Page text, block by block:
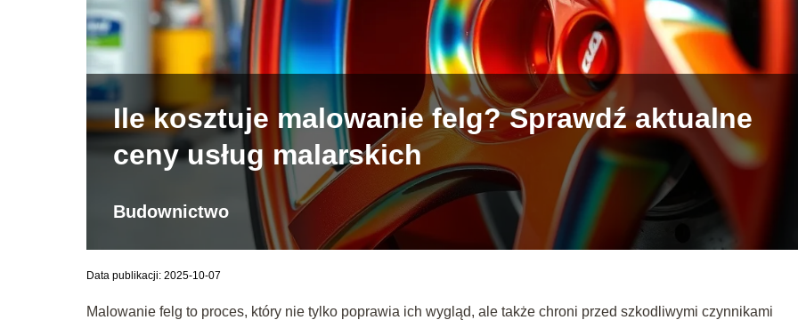
Ile kosztuje malowanie felg? Sprawdź aktualne
ceny usług malarskich
Budownictwo
Data publikacji: 2025-10-07
Malowanie felg to proces, który nie tylko poprawia ich wygląd, ale także chroni przed szkodliwymi czynnikami